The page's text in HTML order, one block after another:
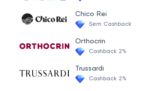
Sofás
Mesa de Jantar
Guarda Roupa
Chico Rei
Sem Cashback
Orthocrin
Cashback 2%
Trussardi
Cashback 2%